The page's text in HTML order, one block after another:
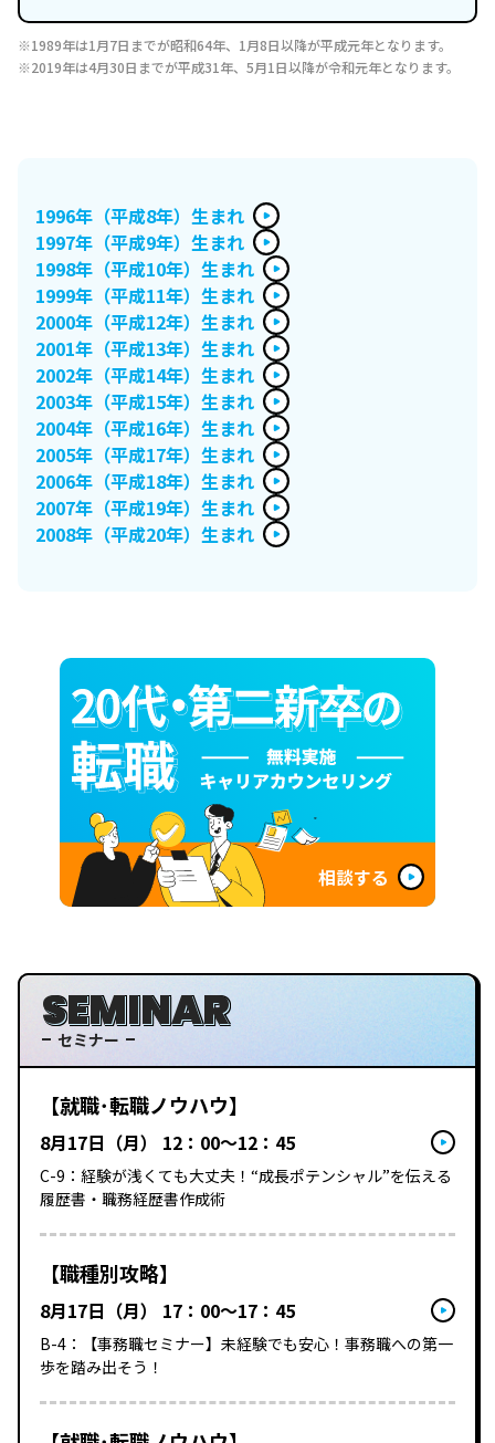
1989年は1月7日までが昭和64年、1月8日以降が平成元年となります。
2019年は4月30日までが平成31年、5月1日以降が令和元年となります。
1996年（平成8年）生まれ
1997年（平成9年）生まれ
1998年（平成10年）生まれ
1999年（平成11年）生まれ
2000年（平成12年）生まれ
2001年（平成13年）生まれ
2002年（平成14年）生まれ
2003年（平成15年）生まれ
2004年（平成16年）生まれ
2005年（平成17年）生まれ
2006年（平成18年）生まれ
2007年（平成19年）生まれ
2008年（平成20年）生まれ
相談する
SEMINAR
セミナー
【就職･転職ノウハウ】
8月17日（月） 12：00～12：45
C-9：経験が浅くても大丈夫！“成長ポテンシャル”を伝える
履歴書・職務経歴書作成術
【職種別攻略】
8月17日（月） 17：00～17：45
B-4：【事務職セミナー】未経験でも安心！事務職への第一
歩を踏み出そう！